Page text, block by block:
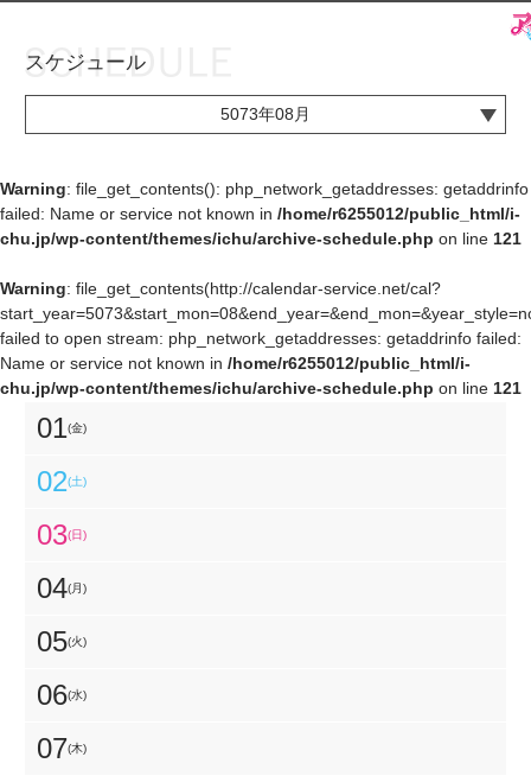
アイ★チュウとは
ユニット&キャラクター
ミュージック
グッズ・本
お知らせ
アイ★チュウとは
イベント・キャンペーン
ミュージック
スケジュール
5073年08月
Warning: file_get_contents(): php_network_getaddresses: getaddrinfo
failed: Name or service not known in /home/r6255012/public_html/i-
chu.jp/wp-content/themes/ichu/archive-schedule.php on line 121
Warning: file_get_contents(http://calendar-service.net/cal?
failed to open stream: php_network_getaddresses: getaddrinfo failed:
Name or service not known in /home/r6255012/public_html/i-
chu.jp/wp-content/themes/ichu/archive-schedule.php on line 121
01(金)
02(土)
03(日)
04(月)
05(火)
06(水)
07(木)